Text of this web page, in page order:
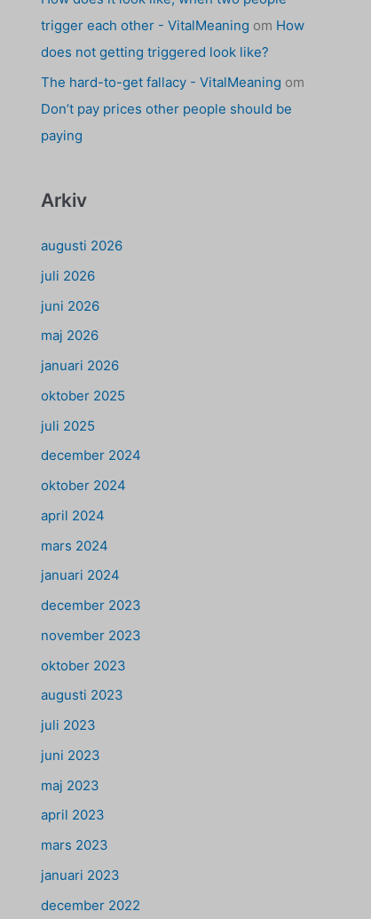
trigger each other - VitalMeaning om How
does not getting triggered look like?
The hard-to-get fallacy - VitalMeaning om
Don’t pay prices other people should be
paying
Arkiv
augusti 2026
juli 2026
juni 2026
maj 2026
januari 2026
oktober 2025
juli 2025
december 2024
oktober 2024
april 2024
mars 2024
januari 2024
december 2023
november 2023
oktober 2023
augusti 2023
juli 2023
juni 2023
maj 2023
april 2023
mars 2023
januari 2023
december 2022